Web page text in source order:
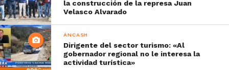
la construcción de la represa Juan
Velasco Alvarado
ÁNCASH
Dirigente del sector turismo: «Al
gobernador regional no le interesa la
actividad turística»